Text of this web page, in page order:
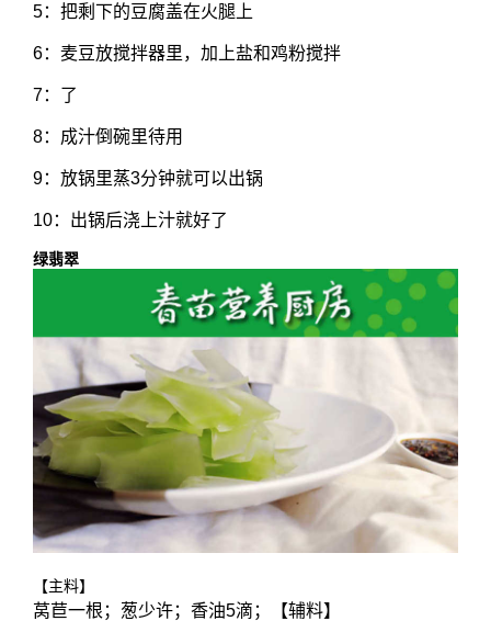
5：把剩下的豆腐盖在火腿上
6：麦豆放搅拌器里，加上盐和鸡粉搅拌
7：了
8：成汁倒碗里待用
9：放锅里蒸3分钟就可以出锅
10：出锅后浇上汁就好了
绿翡翠
【主料】
莴苣一根；葱少许；香油5滴；【辅料】